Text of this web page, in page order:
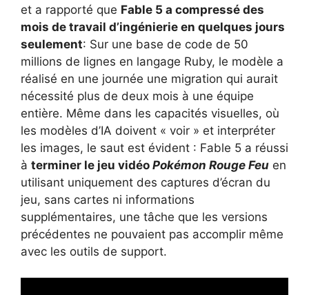
et a rapporté que Fable 5 a compressé des
mois de travail d’ingénierie en quelques jours
seulement: Sur une base de code de 50
millions de lignes en langage Ruby, le modèle a
réalisé en une journée une migration qui aurait
nécessité plus de deux mois à une équipe
entière. Même dans les capacités visuelles, où
les modèles d’IA doivent « voir » et interpréter
les images, le saut est évident : Fable 5 a réussi
à terminer le jeu vidéo Pokémon Rouge Feu en
utilisant uniquement des captures d’écran du
jeu, sans cartes ni informations
supplémentaires, une tâche que les versions
précédentes ne pouvaient pas accomplir même
avec les outils de support.